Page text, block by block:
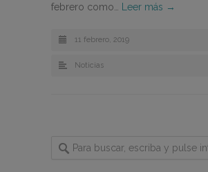
febrero como…
Leer más →
11 febrero, 2019
Noticias